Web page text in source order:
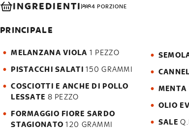
INGREDIENTI 4 PORZIONE
PRINCIPALE
MELANZANA VIOLA 1 PEZZO
PISTACCHI SALATI 150 GRAMMI
COSCIOTTI E ANCHE DI POLLO
LESSATE 8 PEZZO
FORMAGGIO FIORE SARDO
STAGIONATO 120 GRAMMI
MENTA
OLIO
SALE